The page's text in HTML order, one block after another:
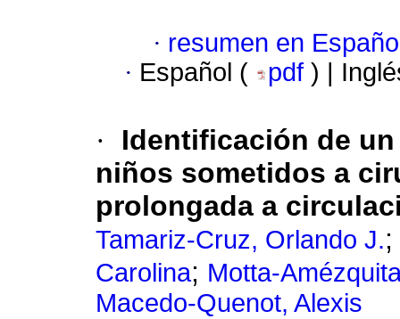
· resumen en
· Español ( pdf ) |
·
Identificación de
niños sometidos a
prolongada a
Tamariz-Cruz, Orlando J.;
Carolina; Motta-
Macedo-Quenot, Alexis